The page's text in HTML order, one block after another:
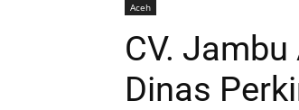
Aceh
CV.
Dinas